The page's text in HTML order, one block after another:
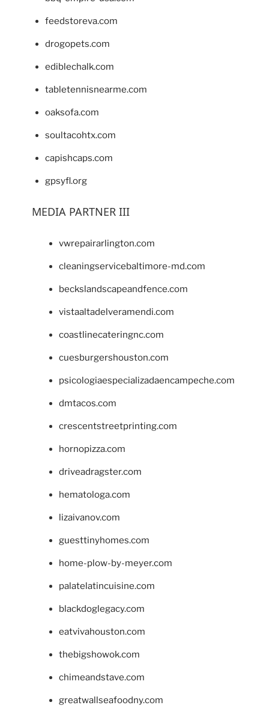
feedstoreva.com
drogopets.com
ediblechalk.com
tabletennisnearme.com
oaksofa.com
soultacohtx.com
capishcaps.com
gpsyfl.org
MEDIA PARTNER III
vwrepairarlington.com
cleaningservicebaltimore-md.com
beckslandscapeandfence.com
vistaaltadelveramendi.com
coastlinecateringnc.com
cuesburgershouston.com
psicologiaespecializadaencampeche.com
dmtacos.com
crescentstreetprinting.com
hornopizza.com
driveadragster.com
hematologa.com
lizaivanov.com
guesttinyhomes.com
home-plow-by-meyer.com
palatelatincuisine.com
blackdoglegacy.com
eatvivahouston.com
thebigshowok.com
chimeandstave.com
greatwallseafoodny.com